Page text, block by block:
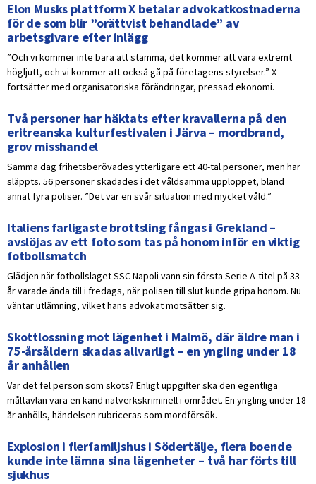
Elon Musks plattform X betalar advokatkostnaderna
för de som blir ”orättvist behandlade” av
arbetsgivare efter inlägg
”Och vi kommer inte bara att stämma, det kommer att vara extremt
högljutt, och vi kommer att också gå på företagens styrelser.” X
fortsätter med organisatoriska förändringar, pressad ekonomi.
Två personer har häktats efter kravallerna på den
eritreanska kulturfestivalen i Järva – mordbrand,
grov misshandel
Samma dag frihetsberövades ytterligare ett 40-tal personer, men har
släppts. 56 personer skadades i det våldsamma upploppet, bland
annat fyra poliser. ”Det var en svår situation med mycket våld.”
Italiens farligaste brottsling fångas i Grekland –
avslöjas av ett foto som tas på honom inför en viktig
fotbollsmatch
Glädjen när fotbollslaget SSC Napoli vann sin första Serie A-titel på 33
år varade ända till i fredags, när polisen till slut kunde gripa honom. Nu
väntar utlämning, vilket hans advokat motsätter sig.
Skottlossning mot lägenhet i Malmö, där äldre man i
75-årsåldern skadas allvarligt – en yngling under 18
år anhållen
Var det fel person som sköts? Enligt uppgifter ska den egentliga
måltavlan vara en känd nätverkskriminell i området. En yngling under 18
år anhölls, händelsen rubriceras som mordförsök.
Explosion i flerfamiljshus i Södertälje, flera boende
kunde inte lämna sina lägenheter – två har förts till
sjukhus